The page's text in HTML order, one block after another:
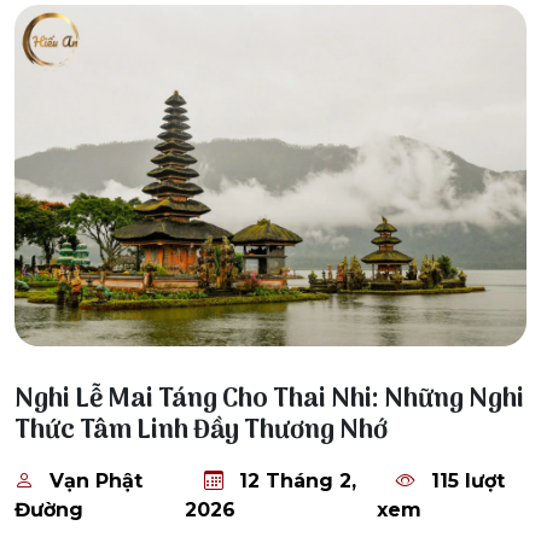
Nghi Lễ Mai Táng Cho Thai Nhi: Những Nghi
Thức Tâm Linh Đầy Thương Nhớ
Vạn Phật
Đường
12 Tháng 2,
2026
115 lượt
xem